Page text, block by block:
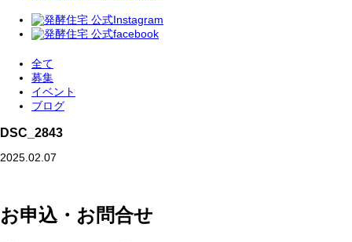
全て
募集
イベント
ブログ
DSC_2843
2025.02.07
お申込・お問合せ